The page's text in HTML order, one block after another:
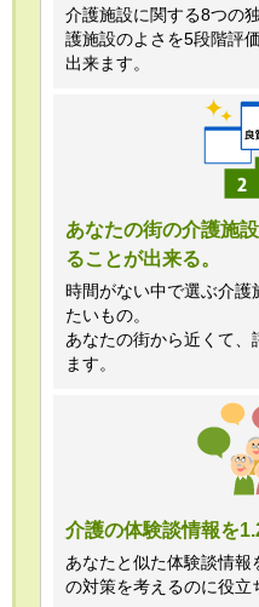
介護施設に関する8つの
護施設のよさを5段階評
出来ます。
あなたの街の介護施
ることが出来る。
時間がない中で選ぶ介護
たいもの。
あなたの街から近くて、
ます。
介護の体験談情報を
あなたと似た体験談情報
の対策を考えるのに役立